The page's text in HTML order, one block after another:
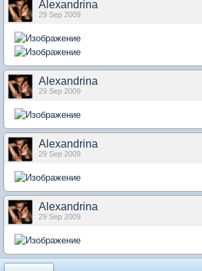
Alexandrina
29 Sep 2009
Alexandrina
29 Sep 2009
Alexandrina
29 Sep 2009
Alexandrina
29 Sep 2009